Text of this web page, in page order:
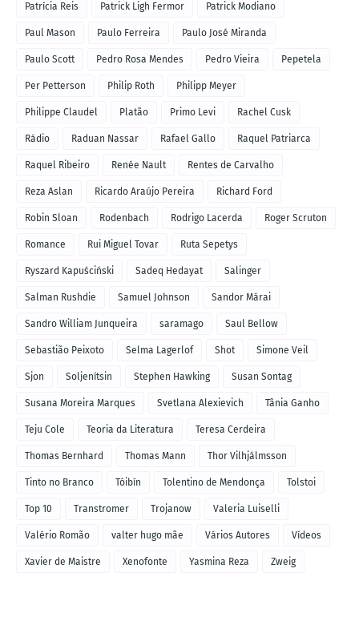
Patrícia Reis Patrick Ligh Fermor Patrick Modiano
Paul Mason Paulo Ferreira Paulo José Miranda
Paulo Scott Pedro Rosa Mendes Pedro Vieira Pepetela
Per Petterson Philip Roth Philipp Meyer
Philippe Claudel Platão Primo Levi Rachel Cusk
Rádio Raduan Nassar Rafael Gallo Raquel Patriarca
Raquel Ribeiro Renée Nault Rentes de Carvalho
Reza Aslan Ricardo Araújo Pereira Richard Ford
Robin Sloan Rodenbach Rodrigo Lacerda Roger Scruton
Romance Rui Miguel Tovar Ruta Sepetys
Ryszard Kapuściński Sadeq Hedayat Salinger
Salman Rushdie Samuel Johnson Sandor Márai
Sandro William Junqueira saramago Saul Bellow
Sebastião Peixoto Selma Lagerlof Shot Simone Veil
Sjon Soljenítsin Stephen Hawking Susan Sontag
Susana Moreira Marques Svetlana Alexievich Tânia Ganho
Teju Cole Teoria da Literatura Teresa Cerdeira
Thomas Bernhard Thomas Mann Thor Vilhjálmsson
Tinto no Branco Tóibín Tolentino de Mendonça Tolstoi
Top 10 Transtromer Trojanow Valeria Luiselli
Valério Romão valter hugo mãe Vários Autores Vídeos
Xavier de Maistre Xenofonte Yasmina Reza Zweig